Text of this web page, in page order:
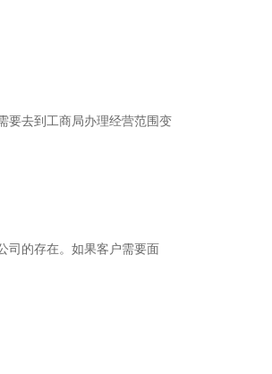
去到工商局办理经营范围变
司的存在。如果客户需要面